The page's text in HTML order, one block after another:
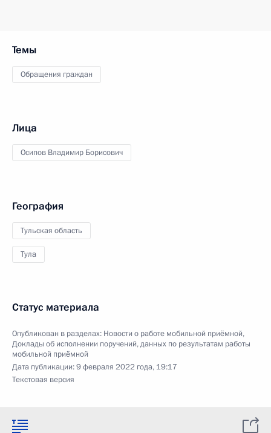
Темы
Обращения граждан
Лица
Осипов Владимир Борисович
География
Тульская область
Тула
Статус материала
Опубликован в разделах: Новости о работе мобильной приёмной,
Доклады об исполнении поручений, данных по результатам работы
мобильной приёмной
Дата публикации:9 февраля 2022 года, 19:17
Текстовая версия